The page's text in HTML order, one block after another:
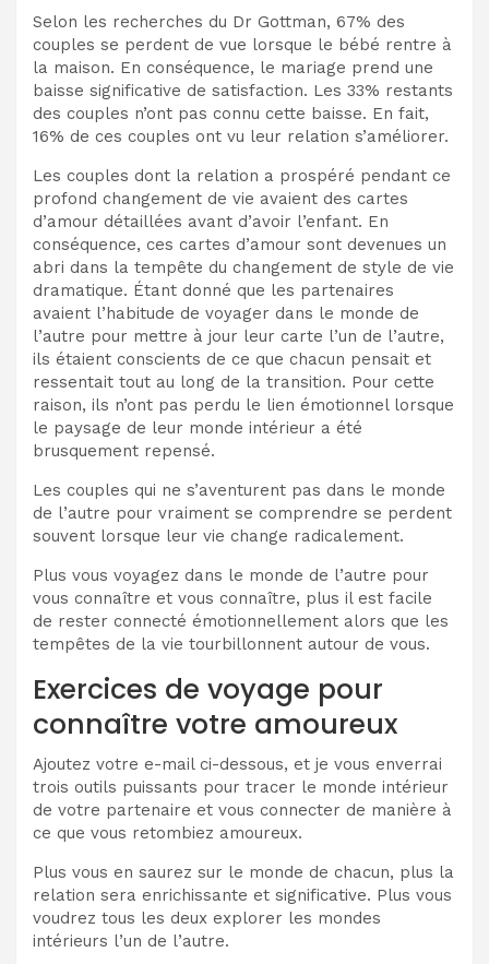
Selon les recherches du Dr Gottman, 67% des
couples se perdent de vue lorsque le bébé rentre à
la maison. En conséquence, le mariage prend une
baisse significative de satisfaction. Les 33% restants
des couples n’ont pas connu cette baisse. En fait,
16% de ces couples ont vu leur relation s’améliorer.
Les couples dont la relation a prospéré pendant ce
profond changement de vie avaient des cartes
d’amour détaillées avant d’avoir l’enfant. En
conséquence, ces cartes d’amour sont devenues un
abri dans la tempête du changement de style de vie
dramatique. Étant donné que les partenaires
avaient l’habitude de voyager dans le monde de
l’autre pour mettre à jour leur carte l’un de l’autre,
ils étaient conscients de ce que chacun pensait et
ressentait tout au long de la transition. Pour cette
raison, ils n’ont pas perdu le lien émotionnel lorsque
le paysage de leur monde intérieur a été
brusquement repensé.
Les couples qui ne s’aventurent pas dans le monde
de l’autre pour vraiment se comprendre se perdent
souvent lorsque leur vie change radicalement.
Plus vous voyagez dans le monde de l’autre pour
vous connaître et vous connaître, plus il est facile
de rester connecté émotionnellement alors que les
tempêtes de la vie tourbillonnent autour de vous.
Exercices de voyage pour
connaître votre amoureux
Ajoutez votre e-mail ci-dessous, et je vous enverrai
trois outils puissants pour tracer le monde intérieur
de votre partenaire et vous connecter de manière à
ce que vous retombiez amoureux.
Plus vous en saurez sur le monde de chacun, plus la
relation sera enrichissante et significative. Plus vous
voudrez tous les deux explorer les mondes
intérieurs l’un de l’autre.